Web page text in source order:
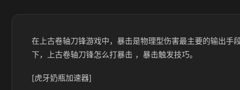
在上古卷轴刀锋游戏中，暴击是物理型伤害最主要的输出手
下，上古卷轴刀锋怎么打暴击 ，暴击触发技巧。
[虎牙奶瓶加速器]